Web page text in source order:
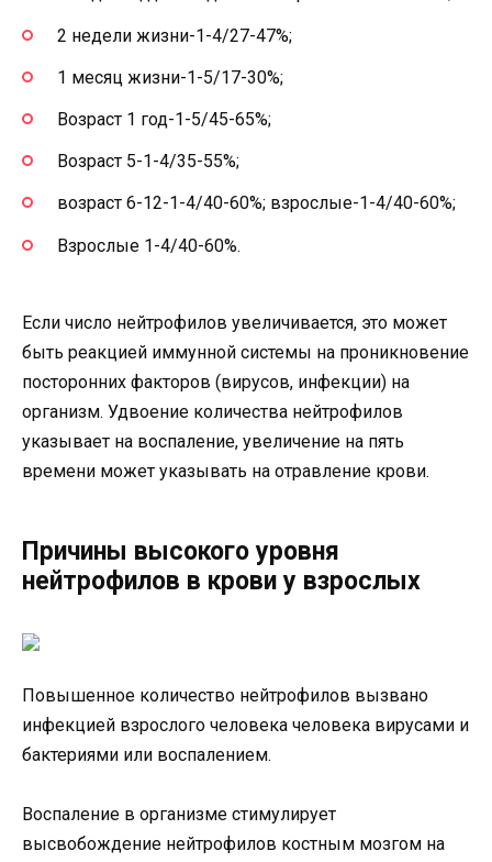
2 недели жизни-1-4/27-47%;
1 месяц жизни-1-5/17-30%;
Возраст 1 год-1-5/45-65%;
Возраст 5-1-4/35-55%;
возраст 6-12-1-4/40-60%; взрослые-1-4/40-60%;
Взрослые 1-4/40-60%.
Если число нейтрофилов увеличивается, это может
быть реакцией иммунной системы на проникновение
посторонних факторов (вирусов, инфекции) на
организм. Удвоение количества нейтрофилов
указывает на воспаление, увеличение на пять
времени может указывать на отравление крови.
Причины высокого уровня
нейтрофилов в крови у взрослых
Повышенное количество нейтрофилов вызвано
инфекцией взрослого человека человека вирусами и
бактериями или воспалением.
Воспаление в организме стимулирует
высвобождение нейтрофилов костным мозгом на